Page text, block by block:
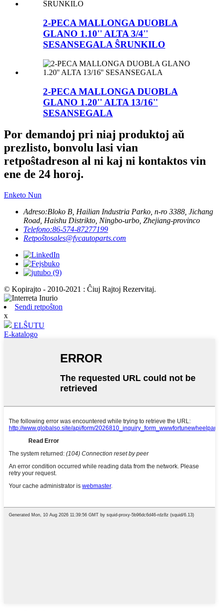
2-PECA MALLONGA DUOBLA
GLANO 1.10'' ALTA 3/4''
SESANSEGALA ŜRUNKILO
2-PECA MALLONGA DUOBLA
GLANO 1.20'' ALTA 13/16''
SESANSEGALA
Por demandoj pri niaj produktoj aŭ
prezlisto, bonvolu lasi vian
retpoŝtadreson al ni kaj ni kontaktos vin
ene de 24 horoj.
Enketo Nun
Adreso:Bloko B, Hailian Industria Parko, n-ro 3388, Jichang
Road, Haishu Distrikto, Ningbo-urbo, Zhejiang-provinco
Telefono:86-574-87277199
Retpoŝtosales@fycautoparts.com
© Kopirajto - 2010-2021 : Ĉiuj Rajtoj Rezervitaj.
Sendi retpoŝton
x
ELŜUTU
E-katalogo